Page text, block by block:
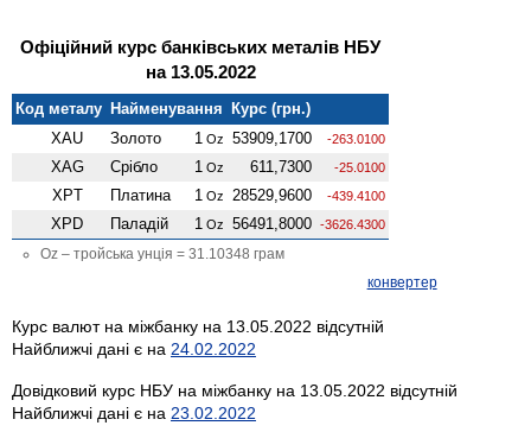
Офіційний курс банківських металів НБУ
на 13.05.2022
Код металу Найменування Курс (грн.)
XAU
Золото 1 Oz 53909,1700 -263.0100
XAG Срібло 1 Oz 611,7300 -25.0100
XPT Платина 1 Oz 28529,9600 -439.4100
XPD Паладій 1 Oz 56491,8000 -3626.4300
Oz – тройська унція = 31.10348 грам
конвертер
Курс валют на міжбанку на 13.05.2022 відсутній
Найближчі дані є на 24.02.2022
Довідковий курс НБУ на міжбанку на 13.05.2022 відсутній
Найближчі дані є на 23.02.2022